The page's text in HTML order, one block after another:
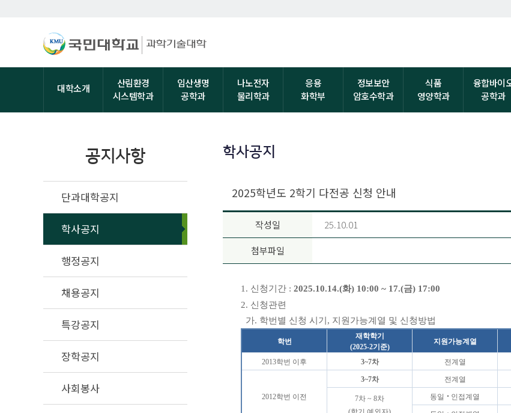
대학소개
산림환경
시스템학과
임산생명
공학과
나노전자
물리학과
응용
화학부
정보보안
암호수학과
식품
영양학과
융합바이
공학과
공지사항
단과대학공지
학사공지
행정공지
채용공지
특강공지
장학공지
사회봉사
학사공지
2025학년도 2학기 다전공 신청 안내
작성일 25.10.01
첨부파일
1. 신청기간 : 2025.10.14.(화) 10:00 ~ 17.(금) 17:00
2. 신청관련
가. 학번별 신청 시기 , 지원가능계열 및 신청방법
학번
재학학기
(2025-2기준)
지원가능계열
2013학번 이후 3~7차 전계열
2012학번 이전
3~7차 전계열
7차 ~ 8차
동일 ‧ 인접계열